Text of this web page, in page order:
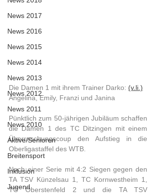
News 2017
News 2016
News 2015
News 2014
News 2013
News 2012
News 2011
News 2010
Aktive/Senioren
Breitensport
Inklusion
Jugend
Die Damen 1 mit ihrem Trainer Darko: (v.li.)
Angelina, Emily, Franzi und Janina
Pünktlich zum 50-jährigen Jubiläum schaffen
die Damen 1 des TC Ditzingen mit einem
Überraschungscoup den Aufstieg in die
Oberligastaffel des WTB.
Nach einer Serie mit 4:2 Siegen gegen den
TA TSV Künzelsau 1, TC Kornwestheim 1,
TC Oberstenfeld 2 und die TA TSV